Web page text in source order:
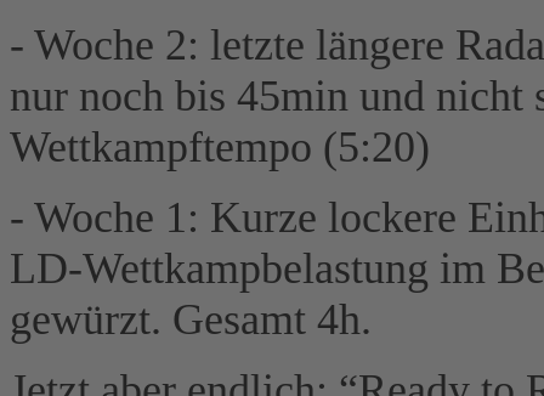
- Woche 2: letzte längere
nur noch bis 45min und nicht
Wettkampftempo (5:20)
- Woche 1: Kurze lockere
LD-Wettkampbelastung im
gewürzt. Gesamt 4h.